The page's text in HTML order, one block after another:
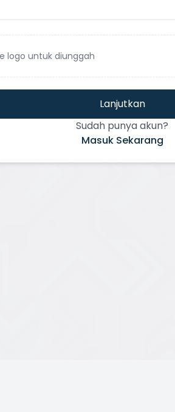
logo untuk diunggah
Lanjutkan
Sudah punya akun?
Masuk Sekarang